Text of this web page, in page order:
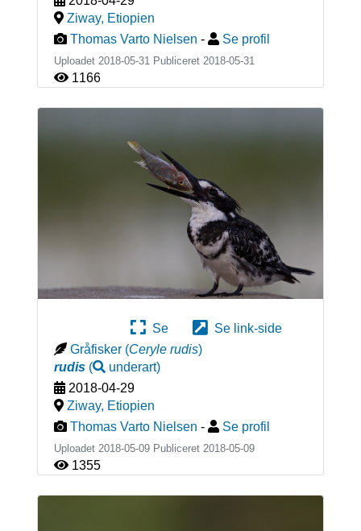
Ziway, Etiopien
Thomas Varto Nielsen - Se profil
Uploadet 2018-05-31 Publiceret 2018-05-31
1166
Se
Se link-side
Gråfisker (Ceryle rudis)
rudis( underart)
2018-04-29
Ziway, Etiopien
Thomas Varto Nielsen - Se profil
Uploadet 2018-05-09 Publiceret 2018-05-09
1355